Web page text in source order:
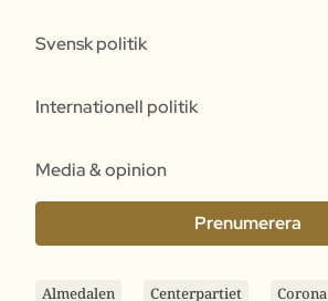
Svensk politik
Internationell politik
Media & opinion
Prenumerera
Almedalen Centerpartiet Corona